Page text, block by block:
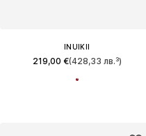
INUIKII
219,00 €(428,33 лв.³)